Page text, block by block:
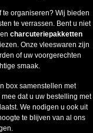
organiseren? Wij bieden
te verrassen. Bent u niet
charcuteriepakketten
Onze vleeswaren zijn
of uw voorgerechten
smaak.
box samenstellen met
dat u uw bestelling met
We nodigen u ook uit
te blijven van al ons